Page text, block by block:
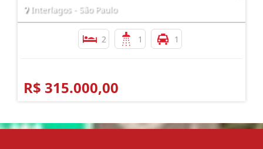
Interlagos - São Paulo
2 1 1
R$ 315.000,00